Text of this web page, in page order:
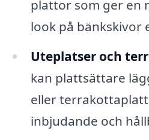
plattor som ger en
look på bänkskivor
Uteplatser och
kan plattsättare
eller
inbjudande och